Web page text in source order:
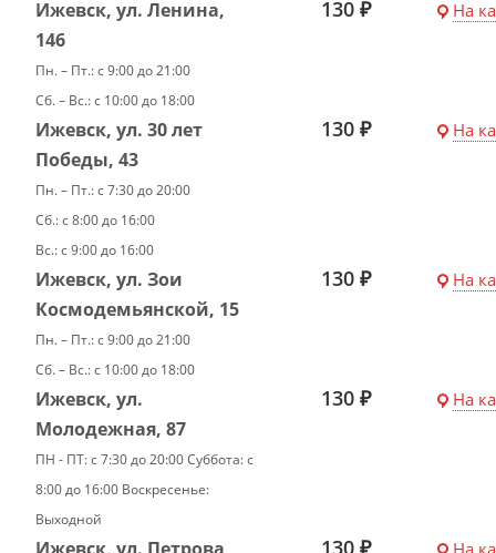
Ижевск, ул. Ленина,
146
Пн. – Пт.: с 9:00 до 21:00
Сб. – Вс.: с 10:00 до 18:00
130 ₽ На
Ижевск, ул. 30 лет
Победы, 43
Пн. – Пт.: с 7:30 до 20:00
Сб.: с 8:00 до 16:00
Вс.: с 9:00 до 16:00
130 ₽ На
Ижевск, ул. Зои
Космодемьянской, 15
Пн. – Пт.: с 9:00 до 21:00
Сб. – Вс.: с 10:00 до 18:00
130 ₽ На
Ижевск, ул.
Молодежная, 87
ПН - ПТ: с 7:30 до 20:00 Суббота: с
8:00 до 16:00 Воскресенье:
Выходной
130 ₽ На
130 ₽ На